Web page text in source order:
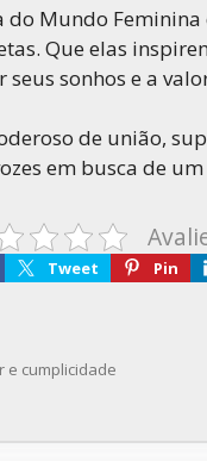
Mundo
Que elas
sonhos e a
de união,
em busca de
Tweet Pin
e cumplicidade